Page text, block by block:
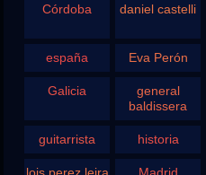
Córdoba daniel castelli
españa Eva Perón
Galicia
general
baldissera
guitarrista historia